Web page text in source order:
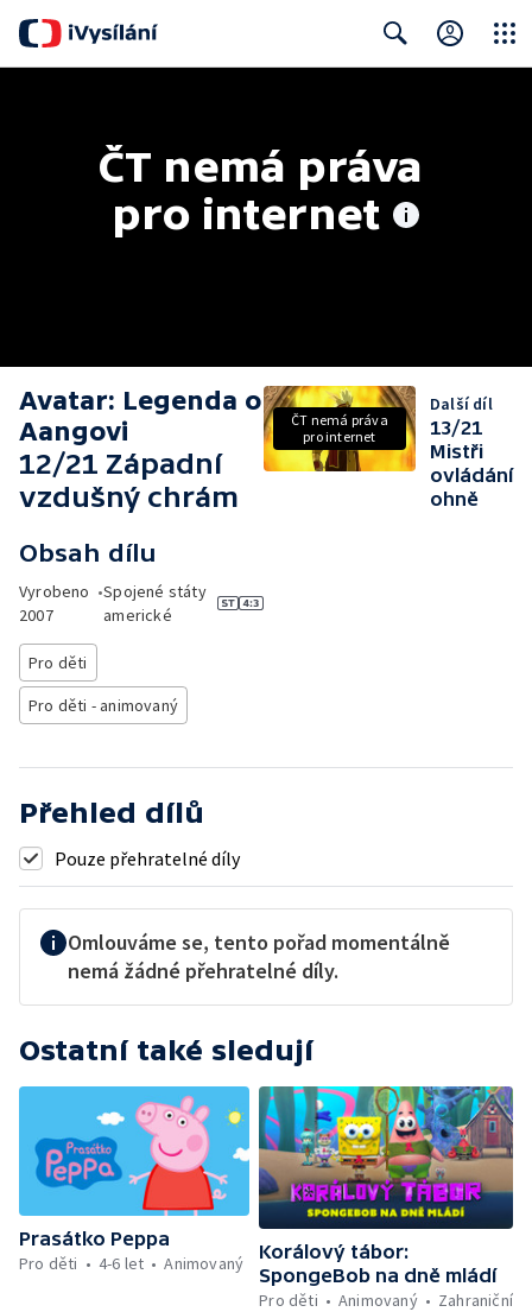
ČT nemá práva
pro internet
Avatar: Legenda o
Aangovi
12/21 Západní
vzdušný chrám
Obsah dílu
Vyrobeno
2007
•Spojené státy
americké
Pro děti
Pro děti - animovaný
ČT nemá práva
pro internet
Další díl
13/21
Mistři
ovládání
ohně
Přehled dílů
Pouze přehratelné díly
Omlouváme se, tento pořad momentálně
nemá žádné přehratelné díly.
Ostatní také sledují
Prasátko Peppa
Pro děti
4-6 let Animovaný
Korálový tábor:
SpongeBob na dně mládí
Pro děti
Animovaný Zahraniční